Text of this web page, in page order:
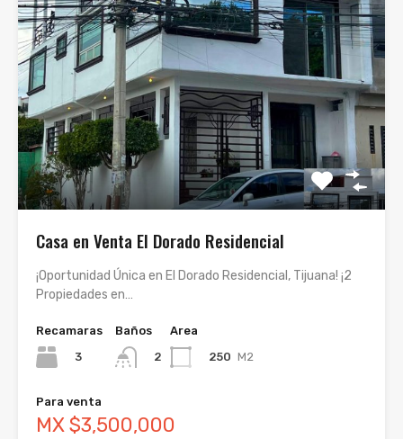
Casa en Venta El Dorado Residencial
¡Oportunidad Única en El Dorado Residencial, Tijuana! ¡2
Propiedades en…
Recamaras
3
Baños
2
Area
250 M2
Para venta
MX $3,500,000